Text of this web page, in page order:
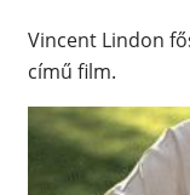
Vincent Lindon
című film.